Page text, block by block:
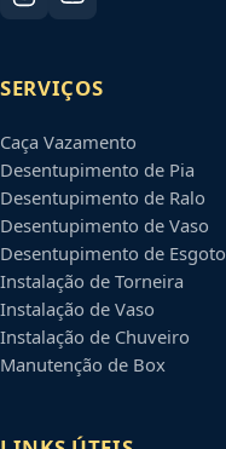
SERVIÇOS
Caça Vazamento
Desentupimento de Pia
Desentupimento de Ralo
Desentupimento de Vaso
Desentupimento de Esgoto
Instalação de Torneira
Instalação de Vaso
Instalação de Chuveiro
Manutenção de Box